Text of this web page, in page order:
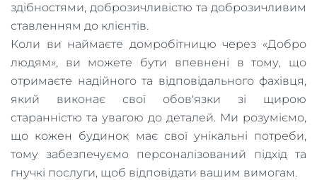
здібностями, доброзичливістю та доброзичливим
ставленням до клієнтів.
Коли ви наймаєте домробітницю через «Добро
людям», ви можете бути впевнені в тому, що
отримаєте надійного та відповідального фахівця,
який виконає свої обов'язки зі щирою
старанністю та увагою до деталей. Ми розуміємо,
що кожен будинок має свої унікальні потреби,
тому забезпечуємо персоналізований підхід та
гнучкі послуги, щоб відповідати вашим вимогам.